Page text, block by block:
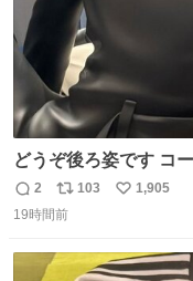
どうぞ後ろ姿です コ
返
信
2
リ
ポ
ト
103
い
数
1,905
19時間前